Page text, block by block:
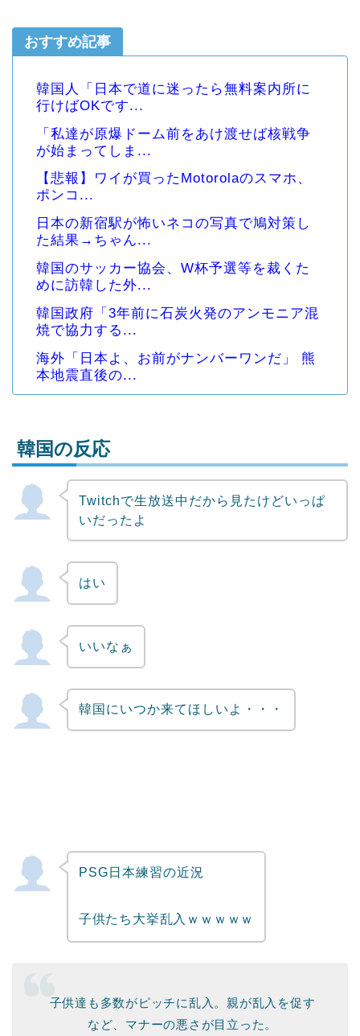
おすすめ記事
韓国人「日本で道に迷ったら無料案内所に
行けばOKです...
「私達が原爆ドーム前をあけ渡せば核戦争
が始まってしま...
【悲報】ワイが買ったMotorolaのスマホ、
ポンコ...
日本の新宿駅が怖いネコの写真で鳩対策し
た結果→ちゃん...
韓国のサッカー協会、W杯予選等を裁くた
めに訪韓した外...
韓国政府「3年前に石炭火発のアンモニア混
焼で協力する...
海外「日本よ、お前がナンバーワンだ」 熊
本地震直後の...
Powered by livedoor 相互RSS
韓国の反応
Twitchで生放送中だから見たけどいっぱ
いだったよ
はい
いいなぁ
韓国にいつか来てほしいよ・・・
PSG日本練習の近況
子供たち大挙乱入ｗｗｗｗｗ
子供達も多数がピッチに乱入。親が乱入を促す
など、マナーの悪さが目立った。